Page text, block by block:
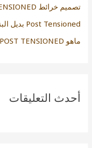
تصميم خرائط POST TENSIONED البوست تنشن
Post Tensioned بديل البناء والاستدامة البناء الحديث
ماهو POST TENSIONED (بوست تنشن) 056666022
أحدث التعليقات